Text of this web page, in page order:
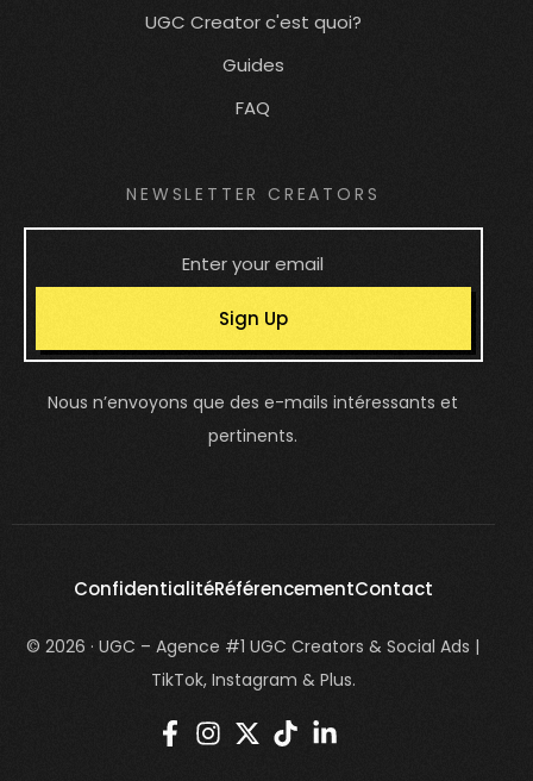
UGC Creator c'est quoi?
Guides
FAQ
NEWSLETTER CREATORS
Sign Up
Nous n’envoyons que des e-mails intéressants et
pertinents.
ConfidentialitéRéférencementContact
© 2026 · UGC – Agence #1 UGC Creators & Social Ads |
TikTok, Instagram & Plus.
login